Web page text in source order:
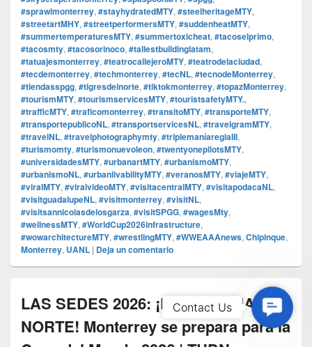
#sprawlmonterrey, #stayhydratedMTY, #steelheritageMTY,
#streetartMHY, #streetperformersMTY, #suddenheatMTY,
#summertemperaturesMTY, #summertoxicheat, #tacoselprimo,
#tacosmty, #tacosorinoco, #tallestbuildinglatam,
#tatuajesmonterrey, #teatrocallejeroMTY, #teatrodelaciudad,
#tecdemonterrey, #techmonterrey, #tecNL, #tecnodeMonterrey,
#tiendasspgg, #tigresdelnorte, #tiktokmonterrey, #topazMonterrey,
#tourismMTY, #tourismservicesMTY, #touristsafetyMTY.,
#trafficMTY, #traficomonterrey, #transitoMTY, #transporteMTY,
#transportepublicoNL, #transportservicesNL, #travelgramMTY,
#travelNL, #travelphotographymty, #triplemaníaregiaIII,
#turismomty, #turismonuevoleon, #twentyonepilotsMTY,
#universidadesMTY, #urbanartMTY, #urbanismoMTY,
#urbanismoNL, #urbanlivabilityMTY, #veranosMTY, #viajeMTY,
#viralMTY, #viralvideoMTY, #visitacentralMTY, #visitapodacaNL,
#visitguadalupeNL, #visitmonterrey, #visitNL,
#visitsannicolasdelosgarza, #visitSPGG, #wagesMty,
#wellnessMTY, #WorldCup2026infrastructure,
#wowarchitectureMTY, #wrestlingMTY, #WWEAAAnews, Chipinque,
Monterrey, UANL | Deja un comentario
LAS SEDES 2026: ¡LA SULTANA DEL
NORTE! Monterrey se prepara para la
Us
Contact Us